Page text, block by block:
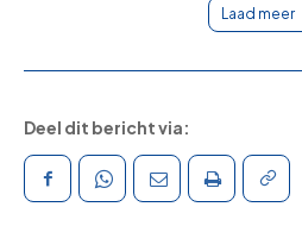
Laad meer
Deel dit bericht via: